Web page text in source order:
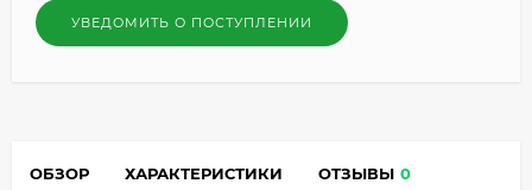
УВЕДОМИТЬ О ПОСТУПЛЕНИИ
ОБЗОР ХАРАКТЕРИСТИКИ ОТЗЫВЫ 0